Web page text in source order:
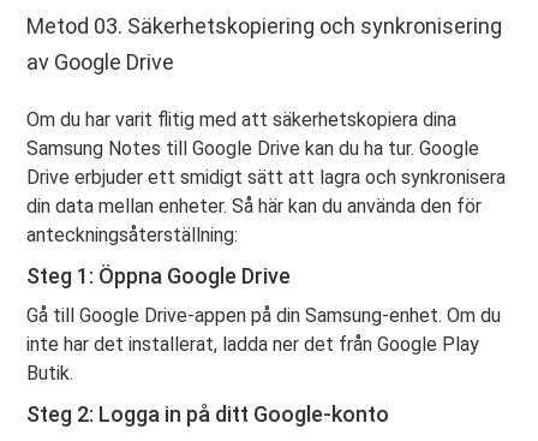
Metod 03. Säkerhetskopiering och synkronisering
av Google Drive
Om du har varit flitig med att säkerhetskopiera dina
Samsung Notes till Google Drive kan du ha tur. Google
Drive erbjuder ett smidigt sätt att lagra och synkronisera
din data mellan enheter. Så här kan du använda den för
anteckningsåterställning:
Steg 1: Öppna Google Drive
Gå till Google Drive-appen på din Samsung-enhet. Om du
inte har det installerat, ladda ner det från Google Play
Butik.
Steg 2: Logga in på ditt Google-konto